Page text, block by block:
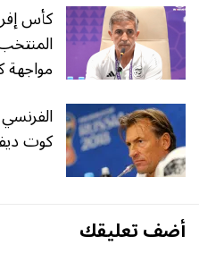
مواجهة
كوت
أضف تعليقك